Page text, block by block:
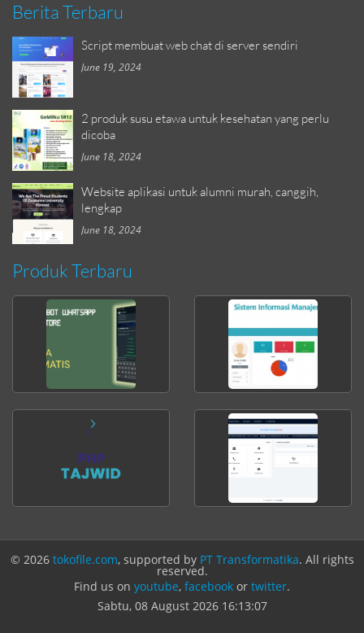
Berita Terbaru
Script membuat web chat di server sendiri
June 19, 2024
2 produk susu etawa untuk kesehatan yang perlu
dicoba
June 18, 2024
Website aplikasi untuk alumni murah, canggih,
lengkap
June 18, 2024
Produk Terbaru
© 2026 tokofile.com, supported by PT Transformatika. All rights
reserved.
Find us on youtube, facebook or twitter.
Sabtu, 08 August 2026 16:13:08